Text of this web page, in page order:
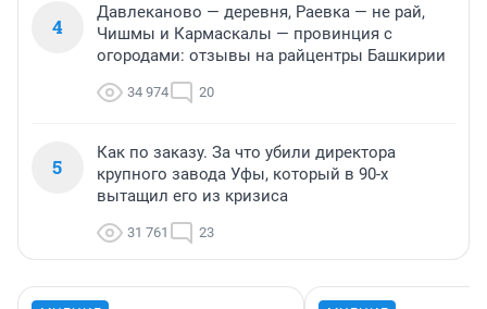
4
Давлеканово — деревня, Раевка — не рай,
Чишмы и Кармаскалы — провинция с
огородами: отзывы на райцентры Башкирии
34 974 20
5
Как по заказу. За что убили директора
крупного завода Уфы, который в 90-х
вытащил его из кризиса
31 761 23